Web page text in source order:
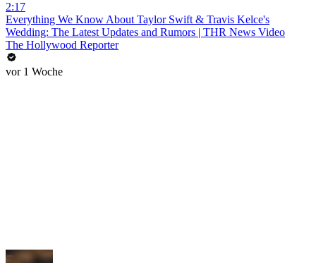
2:17
Everything We Know About Taylor Swift & Travis Kelce's
Wedding: The Latest Updates and Rumors | THR News Video
The Hollywood Reporter
vor 1 Woche